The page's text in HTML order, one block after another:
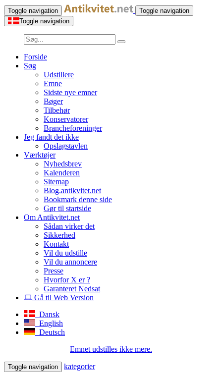
Toggle navigation
Toggle navigation
Toggle navigation
Forside
Søg
Udstillere
Emne
Sidste nye emner
Bøger
Tilbehør
Konservatorer
Brancheforeninger
Jeg fandt det ikke
Opslagstavlen
Værktøjer
Nyhedsbrev
Kalenderen
Sitemap
Blog.antikvitet.net
Bookmark denne side
Gør til startside
Om Antikvitet.net
Sådan virker det
Sikkerhed
Kontakt
Vil du udstille
Vil du annoncere
Presse
Hvorfor X er ?
Garanteret Nedsat
Gå til Web Version
Dansk
English
Deutsch
Emnet udstilles ikke mere.
Toggle navigation kategorier